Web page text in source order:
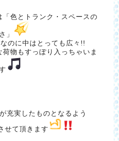
色とトランク・スペースの
」
のに中はとっても広々!!
物もすっぽり入っちゃいま
充実したものとなるよう
せて頂きます